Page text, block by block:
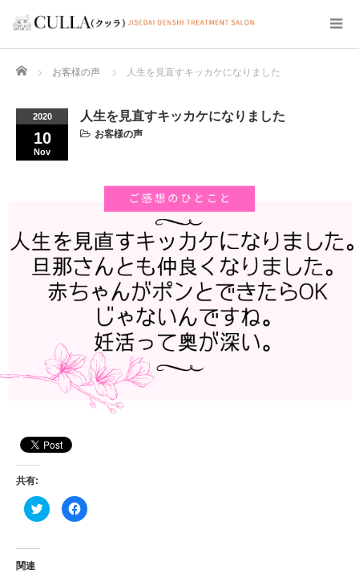
Home お客様の声 人生を見直すキッカケになりました
2020
10
Nov
人生を見直すキッカケになりました
お客様の声
共有:
ク
リ
F
a
関連